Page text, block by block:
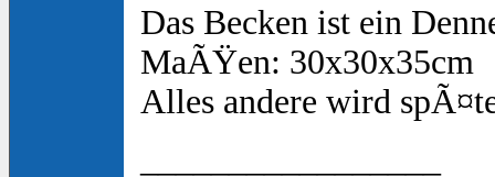
Das Becken ist ein
MaÃŸen: 30x30x35cm
Alles andere wird